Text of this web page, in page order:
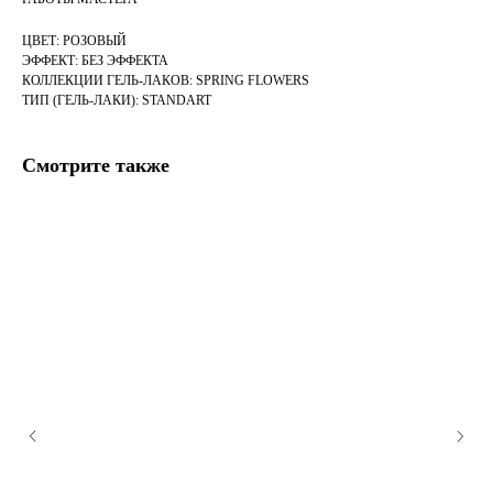
ЦВЕТ: РОЗОВЫЙ
ЭФФЕКТ: БЕЗ ЭФФЕКТА
КОЛЛЕКЦИИ ГЕЛЬ-ЛАКОВ: SPRING FLOWERS
ТИП (ГЕЛЬ-ЛАКИ): STANDART
Смотрите также